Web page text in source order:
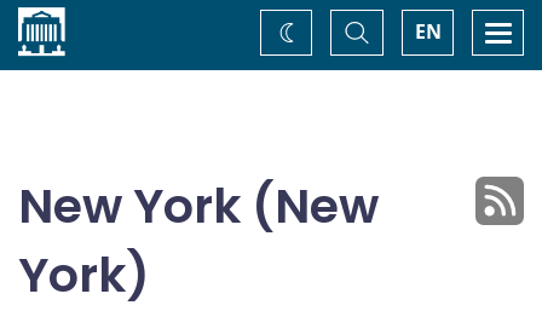
Accueil EN
Basculer
la
recherche
Changez
de
New York (New
York)